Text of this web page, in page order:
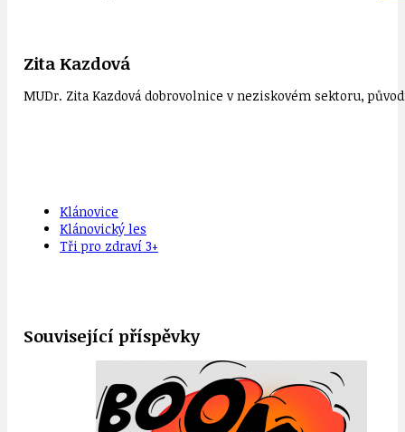
Zita Kazdová
MUDr. Zita Kazdová dobrovolnice v neziskovém sektoru,
Klánovice
Klánovický les
Tři pro zdraví 3+
Související příspěvky